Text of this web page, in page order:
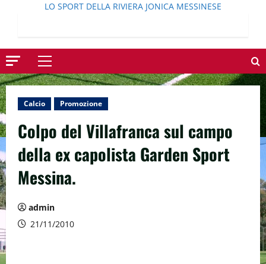
LO SPORT DELLA RIVIERA JONICA MESSINESE
Menu
principale
Calcio Promozione
Colpo del Villafranca sul campo
della ex capolista Garden Sport
Messina.
admin
21/11/2010